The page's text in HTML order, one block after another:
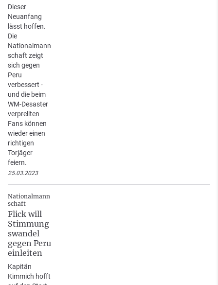
Dieser
Neuanfang
lässt hoffen.
Die
Nationalmann
schaft zeigt
sich gegen
Peru
verbessert -
und die beim
WM-Desaster
verprellten
Fans können
wieder einen
richtigen
Torjäger
feiern.
25.03.2023
Nationalmann
schaft
Flick will
Stimmung
swandel
gegen Peru
einleiten
Kapitän
Kimmich hofft